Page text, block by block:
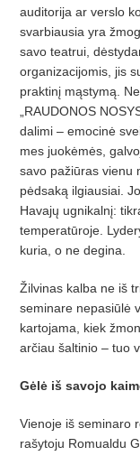
auditorija ar verslo
svarbiausia yra
savo teatrui,
organizacijomis, jis
praktinį mąstymą.
„RAUDONOS
dalimi – emocinė
mes juokėmės,
savo pažiūras vienu
pėdsaką ilgiausiai.
Havajų ugnikalnį:
temperatūroje.
kuria, o ne degina.
Žilvinas kalba ne iš
seminare nepasiūlė
kartojama, kiek
arčiau šaltinio – tuo
Gėlė iš savojo
Vienoje iš seminaro
rašytoju Romualdu